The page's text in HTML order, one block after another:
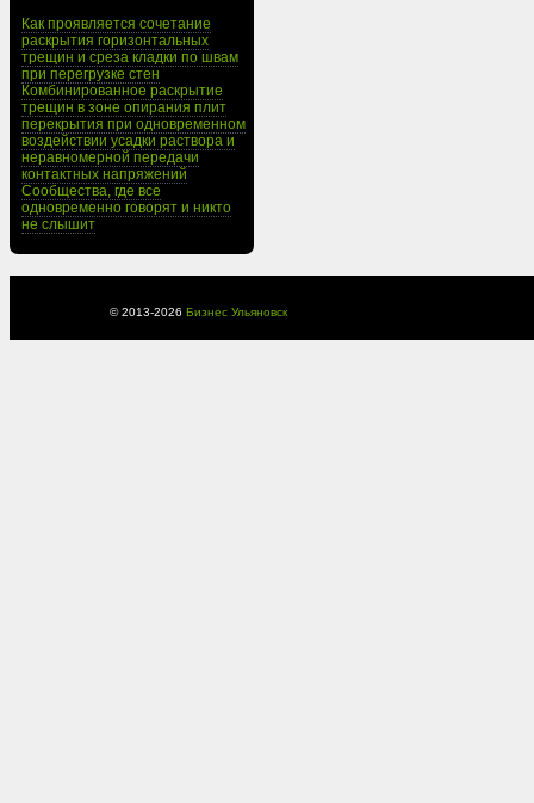
Как проявляется сочетание
раскрытия горизонтальных
трещин и среза кладки по швам
при перегрузке стен
Комбинированное раскрытие
трещин в зоне опирания плит
перекрытия при одновременном
воздействии усадки раствора и
неравномерной передачи
контактных напряжений
Сообщества, где все
одновременно говорят и никто
не слышит
© 2013-2026 Бизнес Ульяновск